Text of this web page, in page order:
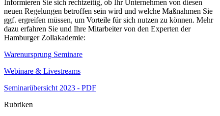
Informieren Sie sich rechtzeitig, ob Ihr Unternehmen von diesen
neuen Regelungen betroffen sein wird und welche Maßnahmen Sie
ggf. ergreifen müssen, um Vorteile für sich nutzen zu können. Mehr
dazu erfahren Sie und Ihre Mitarbeiter von den Experten der
Hamburger Zollakademie:
Warenursprung Seminare
Webinare & Livestreams
Seminarübersicht 2023 - PDF
Rubriken